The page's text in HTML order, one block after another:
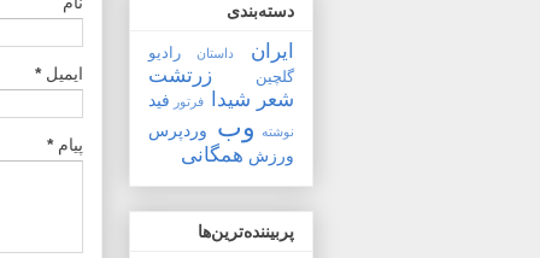
دسته‌بندی
ایران داستان
رادیو
گلچین
زرتشت
شعر شیدا فرتور فید
نوشته وب
وردپرس
ورزش همگانی
پربیننده‌ترین‌ها
ایمیل*
پیام*